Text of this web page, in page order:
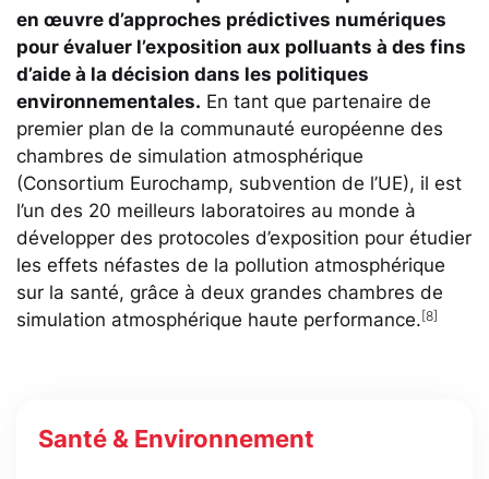
en œuvre d’approches prédictives numériques
pour évaluer l’exposition aux polluants à des fins
d’aide à la décision dans les politiques
environnementales. En tant que partenaire de
premier plan de la communauté européenne des
chambres de simulation atmosphérique
(Consortium Eurochamp, subvention de l’UE), il est
l’un des 20 meilleurs laboratoires au monde à
développer des protocoles d’exposition pour étudier
les effets néfastes de la pollution atmosphérique
sur la santé, grâce à deux grandes chambres de
simulation atmosphérique haute performance. [8]
Santé & Environnement